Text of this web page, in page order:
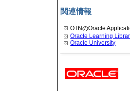
関連情報
OTNのOracle
Oracle Learning
Oracle University